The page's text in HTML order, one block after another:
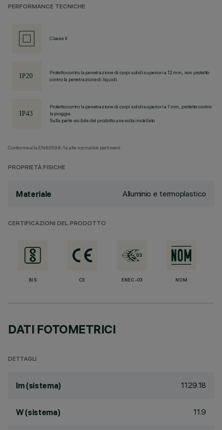
PERFORMANCE TECNICHE
Classe II
Protetto contro la penetrazione di corpi solidi superiori a 12 mm, non protetto
contro la penetrazione di liquidi.
Protetto contro la penetrazione di corpi solidi superiori a 1 mm, protetto contro
la pioggia.
Sulla parte visibile del prodotto una volta installato
Conforme alla EN60598-1 e alle normative pertinenti.
PROPRIETÀ FISICHE
Materiale Alluminio e termoplastico
CERTIFICAZIONI DEL PRODOTTO
BIS CE ENEC-03 NOM
DATI FOTOMETRICI
DETTAGLI
lm (sistema) 1129.18
W (sistema) 11.9